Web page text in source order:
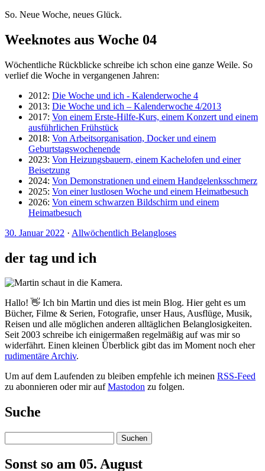
So. Neue Woche, neues Glück.
Weeknotes aus Woche 04
Wöchentliche Rückblicke schreibe ich schon eine ganze Weile. So
verlief die Woche in vergangenen Jahren:
2012: Die Woche und ich - Kalenderwoche 4
2013: Die Woche und ich – Kalenderwoche 4/2013
2017: Von einem Erste-Hilfe-Kurs, einem Konzert und einem
ausführlichen Frühstück
2018: Von Arbeitsorganisation, Docker und einem
Geburtstagswochenende
2023: Von Heizungsbauern, einem Kachelofen und einer
Beisetzung
2024: Von Demonstrationen und einem Handgelenksschmerz
2025: Von einer lustlosen Woche und einem Heimatbesuch
2026: Von einem schwarzen Bildschirm und einem
Heimatbesuch
30. Januar 2022 · Allwöchentlich Belangloses
der tag und ich
Hallo! 👋 Ich bin Martin und dies ist mein Blog. Hier geht es um
Bücher, Filme & Serien, Fotografie, unser Haus, Ausflüge, Musik,
Reisen und alle möglichen anderen alltäglichen Belanglosigkeiten.
Seit 2003 schreibe ich einigermaßen regelmäßig auf was mir so
widerfährt. Einen kleinen Überblick gibt das im Moment noch eher
rudimentäre Archiv.
Um auf dem Laufenden zu bleiben empfehle ich meinen RSS-Feed
zu abonnieren oder mir aufMastodon zu folgen.
Suche
Suchen
Sonst so am 05. August